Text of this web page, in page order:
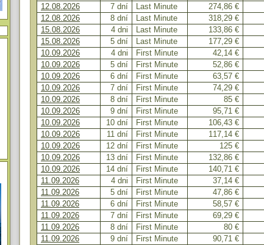
12.08.2026
7 dní Last Minute 274,86 €
12.08.2026
8 dní Last Minute 318,29 €
15.08.2026
4 dni Last Minute 133,86 €
15.08.2026
5 dní Last Minute 177,29 €
10.09.2026
4 dni First Minute 42,14 €
10.09.2026
5 dní First Minute 52,86 €
10.09.2026
6 dní First Minute 63,57 €
10.09.2026
7 dní First Minute 74,29 €
10.09.2026
8 dní First Minute 85 €
10.09.2026
9 dní First Minute 95,71 €
10.09.2026
10 dní First Minute 106,43 €
10.09.2026
11 dní First Minute 117,14 €
10.09.2026
12 dní First Minute 125 €
10.09.2026
13 dní First Minute 132,86 €
10.09.2026
14 dní First Minute 140,71 €
11.09.2026
4 dni First Minute 37,14 €
11.09.2026
5 dní First Minute 47,86 €
11.09.2026
6 dní First Minute 58,57 €
11.09.2026
7 dní First Minute 69,29 €
11.09.2026
8 dní First Minute 80 €
11.09.2026
9 dní First Minute 90,71 €